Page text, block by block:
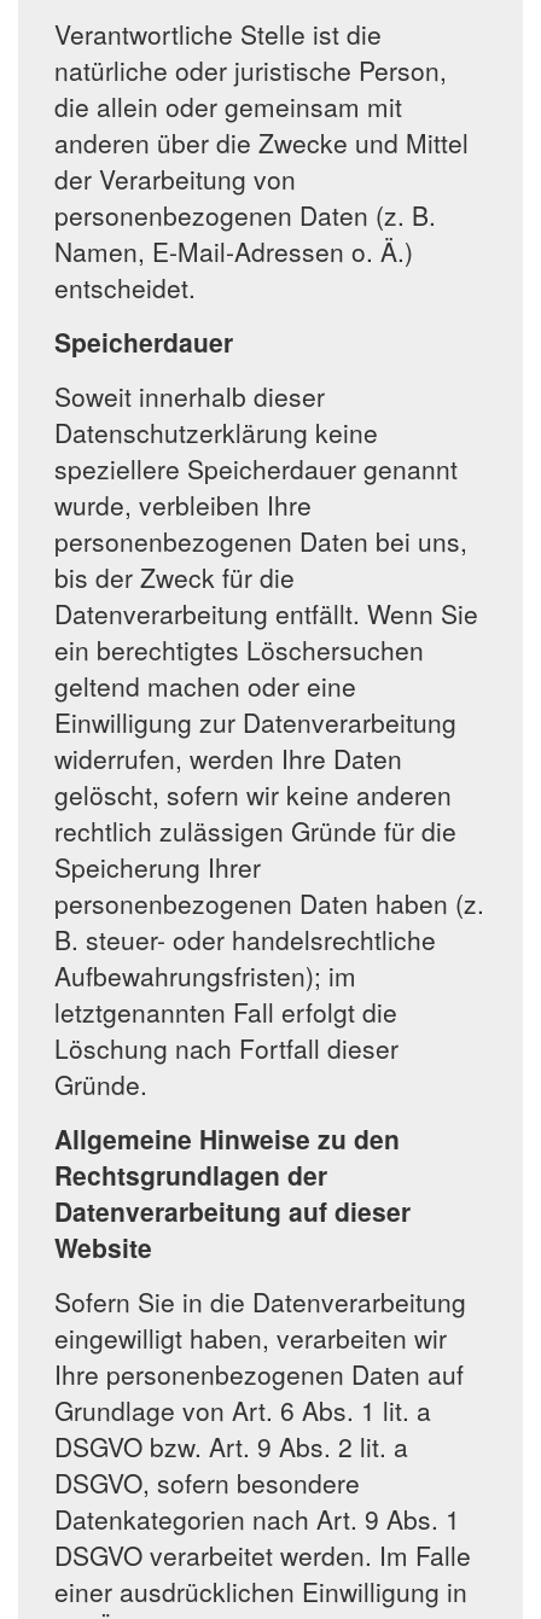
Verantwortliche Stelle ist die
natürliche oder juristische Person,
die allein oder gemeinsam mit
anderen über die Zwecke und Mittel
der Verarbeitung von
personenbezogenen Daten (z. B.
Namen, E-Mail-Adressen o. Ä.)
entscheidet.
Speicherdauer
Soweit innerhalb dieser
Datenschutzerklärung keine
speziellere Speicherdauer genannt
wurde, verbleiben Ihre
personenbezogenen Daten bei uns,
bis der Zweck für die
Datenverarbeitung entfällt. Wenn Sie
ein berechtigtes Löschersuchen
geltend machen oder eine
Einwilligung zur Datenverarbeitung
widerrufen, werden Ihre Daten
gelöscht, sofern wir keine anderen
rechtlich zulässigen Gründe für die
Speicherung Ihrer
personenbezogenen Daten haben (z.
B. steuer- oder handelsrechtliche
Aufbewahrungsfristen); im
letztgenannten Fall erfolgt die
Löschung nach Fortfall dieser
Gründe.
Allgemeine Hinweise zu den
Rechtsgrundlagen der
Datenverarbeitung auf dieser
Website
Sofern Sie in die Datenverarbeitung
eingewilligt haben, verarbeiten wir
Ihre personenbezogenen Daten auf
Grundlage von Art. 6 Abs. 1 lit. a
DSGVO bzw. Art. 9 Abs. 2 lit. a
DSGVO, sofern besondere
Datenkategorien nach Art. 9 Abs. 1
DSGVO verarbeitet werden. Im Falle
einer ausdrücklichen Einwilligung in